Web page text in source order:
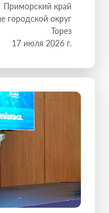
Приморский край
городской округ
Торез
17 июля 2026 г.